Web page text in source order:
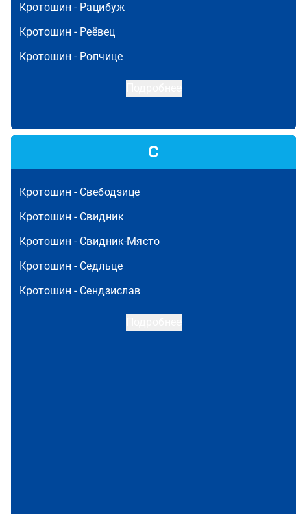
Кротошин - Рацибуж
Кротошин - Реёвец
Кротошин - Ропчице
С
Кротошин - Свебодзице
Кротошин - Свидник
Кротошин - Свидник-Място
Кротошин - Седльце
Кротошин - Сендзислав